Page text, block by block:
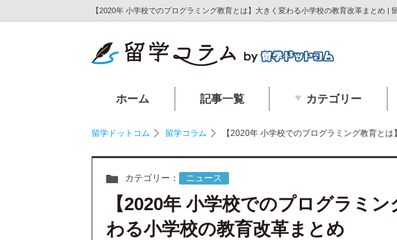
【2020年 小学校でのプログラミング教育とは】大きく変わる小学校の教育改革まとめ |
ホーム 記事一覧 カテゴリー
留学ドットコム 留学コラム 【2020年 小学校でのプログラミング教育と
カテゴリー： ニュース
【2020年 小学校でのプログラミ
わる小学校の教育改革まとめ